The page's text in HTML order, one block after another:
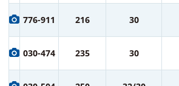
776-911 216 30
030-474 235 30